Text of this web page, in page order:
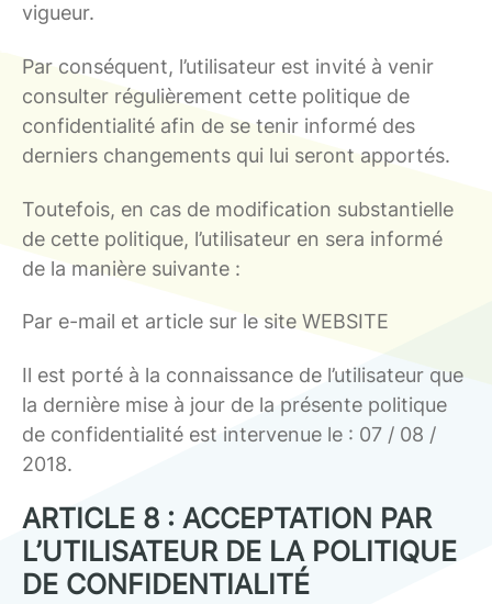
vigueur.
Par conséquent, l’utilisateur est invité à venir
consulter régulièrement cette politique de
confidentialité afin de se tenir informé des
derniers changements qui lui seront apportés.
Toutefois, en cas de modification substantielle
de cette politique, l’utilisateur en sera informé
de la manière suivante :
Par e-mail et article sur le site WEBSITE
Il est porté à la connaissance de l’utilisateur que
la dernière mise à jour de la présente politique
de confidentialité est intervenue le : 07 / 08 /
2018.
ARTICLE 8 : ACCEPTATION PAR
L’UTILISATEUR DE LA POLITIQUE
DE CONFIDENTIALITÉ